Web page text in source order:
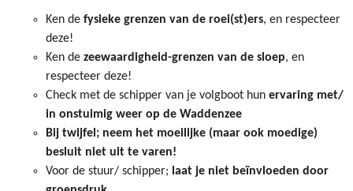
Ken de fysieke grenzen van de roei(st)ers, en respecteer
deze!
Ken de zeewaardigheid-grenzen van de sloep, en
respecteer deze!
Check met de schipper van je volgboot hun ervaring met/
in onstuimig weer op de Waddenzee
Bij twijfel; neem het moeilijke (maar ook moedige)
besluit niet uit te varen!
Voor de stuur/ schipper; laat je niet beïnvloeden door